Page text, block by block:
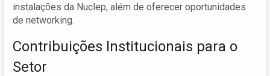
instalações da Nuclep, além de oferecer oportunidades
de networking.
Contribuições Institucionais para o
Setor